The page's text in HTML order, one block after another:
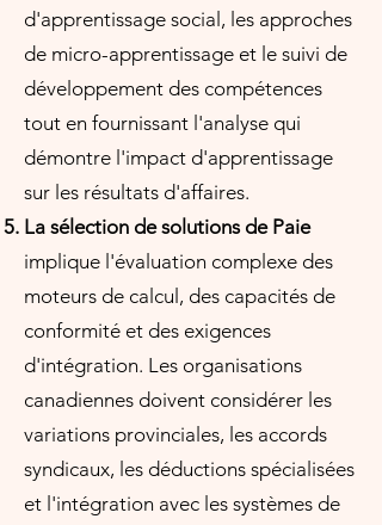
d'apprentissage social, les approches
de micro-apprentissage et le suivi de
développement des compétences
tout en fournissant l'analyse qui
démontre l'impact d'apprentissage
sur les résultats d'affaires.
La sélection de solutions de Paie
implique l'évaluation complexe des
moteurs de calcul, des capacités de
conformité et des exigences
d'intégration. Les organisations
canadiennes doivent considérer les
variations provinciales, les accords
syndicaux, les déductions spécialisées
et l'intégration avec les systèmes de